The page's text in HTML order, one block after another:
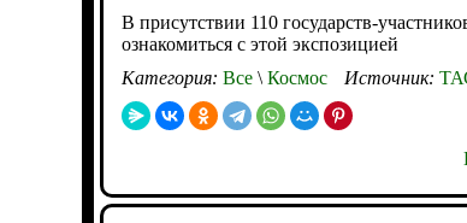
В присутствии 110 государств-
ознакомиться с этой экспозицией
Категория: Все \ Космос Источник: